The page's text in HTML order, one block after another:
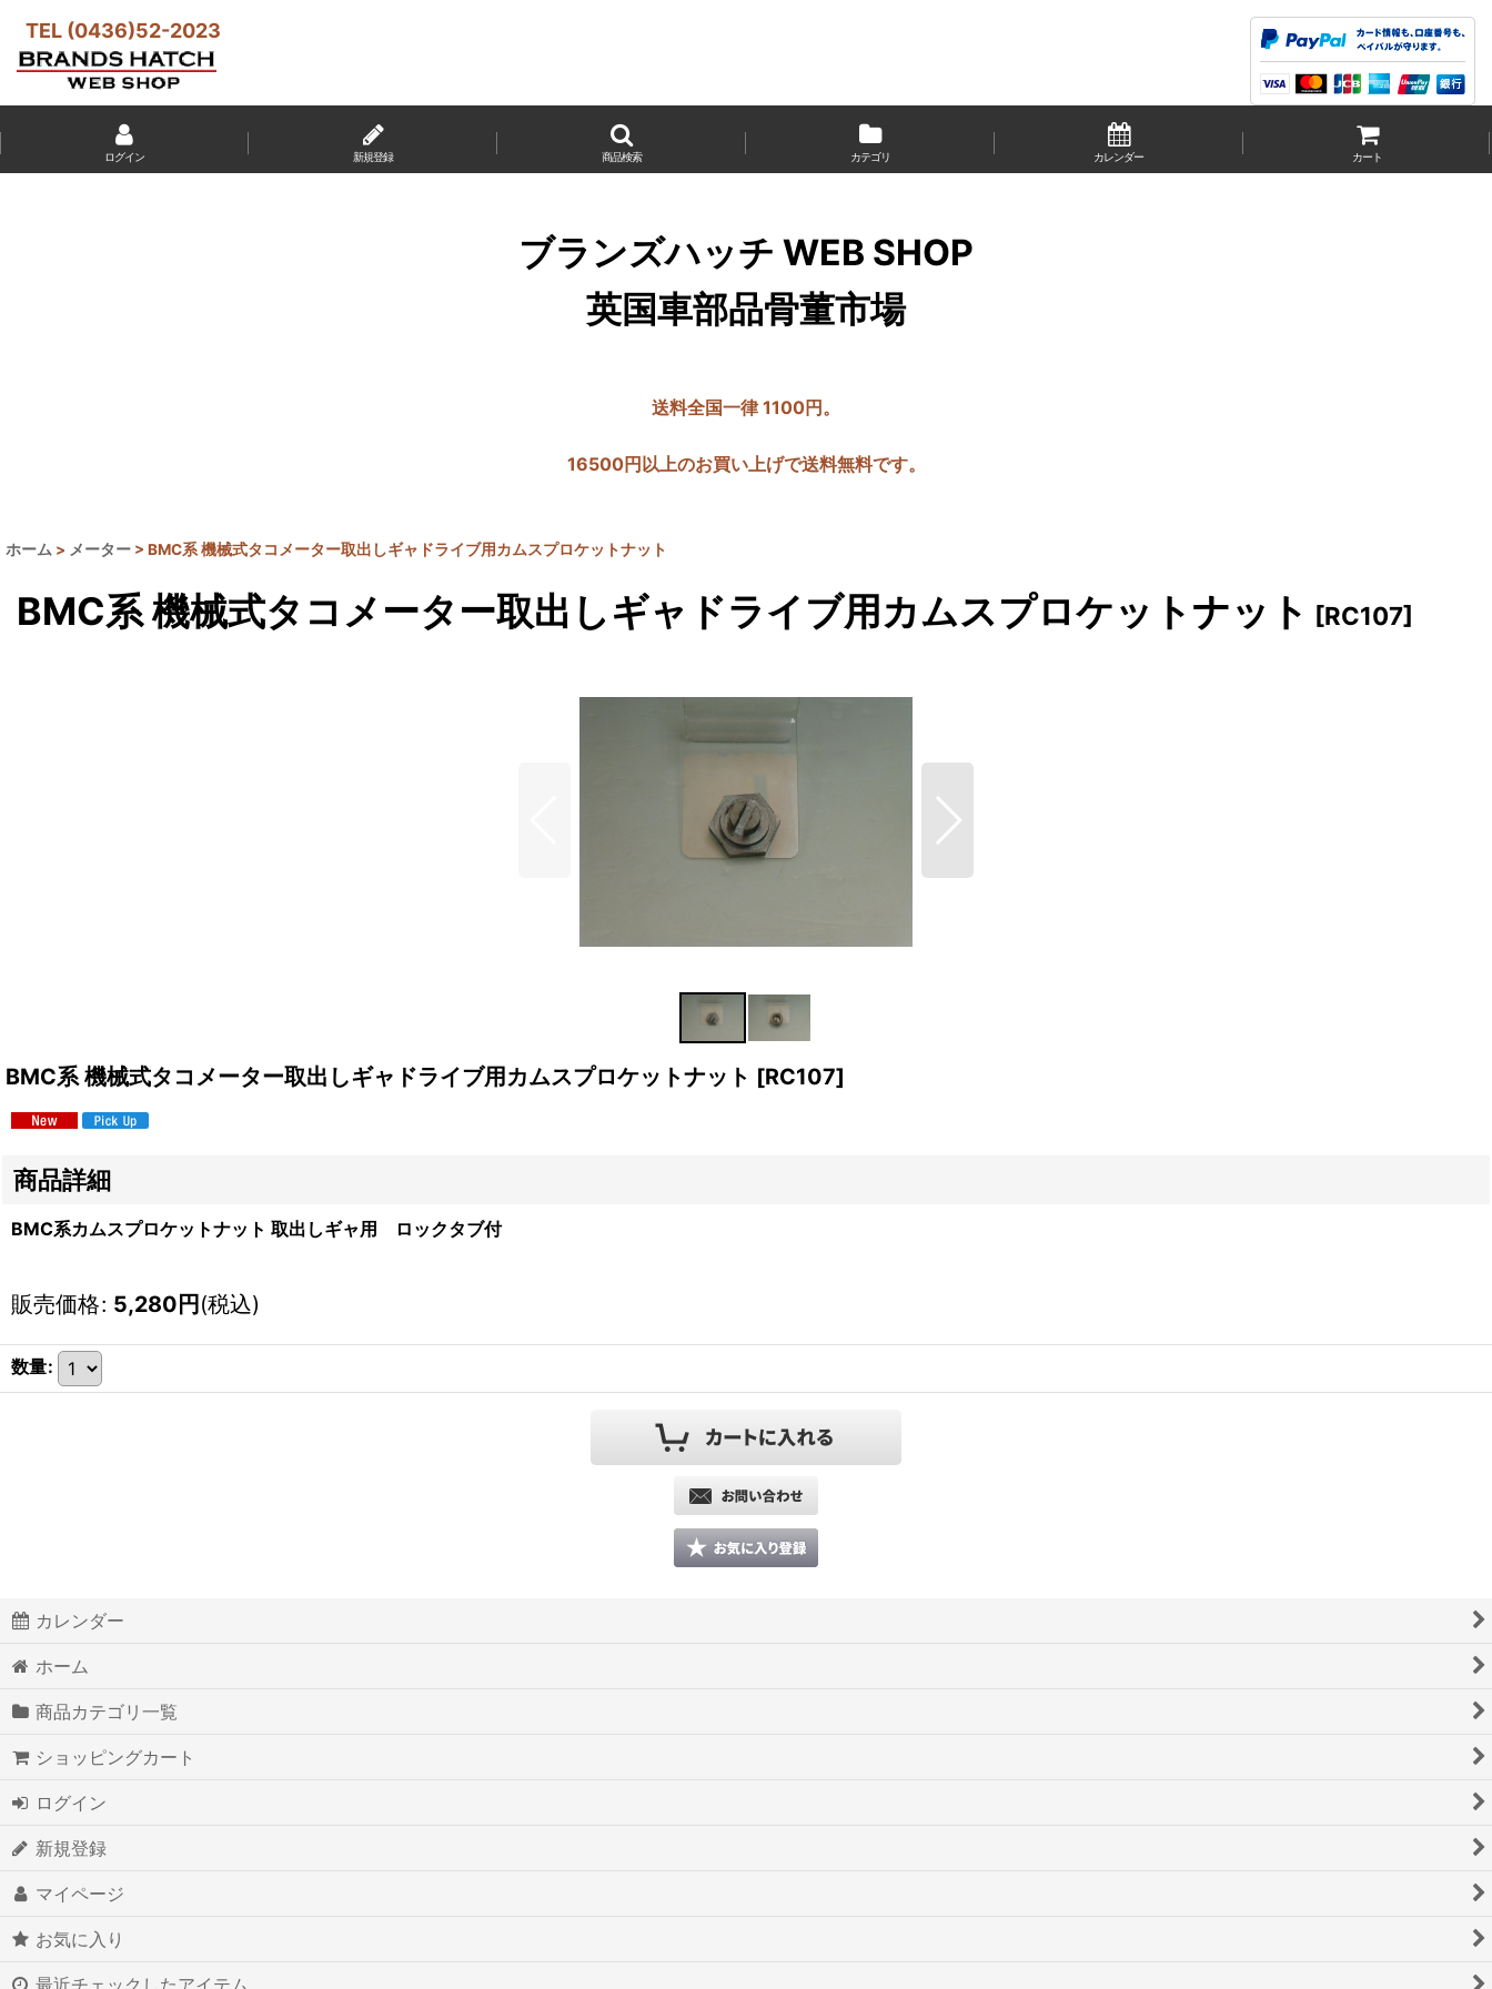
TEL (0436)52-2023
ログイン 新規登録 商品検索 カテゴリ カレンダー カート
ブランズハッチ WEB SHOP
英国車部品骨董市場
送料全国一律 1100円。
16500円以上のお買い上げで送料無料です。
ホーム > メーター > BMC系 機械式タコメーター取出しギャドライブ用カムスプロケットナット
BMC系 機械式タコメーター取出しギャドライブ用カムスプロケットナット [RC107]
BMC系 機械式タコメーター取出しギャドライブ用カムスプロケットナット [RC107]
商品詳細
BMC系カムスプロケットナット 取出しギャ用 ロックタブ付
販売価格: 5,280 円 (税込)
数量:
カレンダー
ホーム
商品カテゴリ一覧
ショッピングカート
ログイン
新規登録
マイページ
お気に入り
最近チェックしたアイテム